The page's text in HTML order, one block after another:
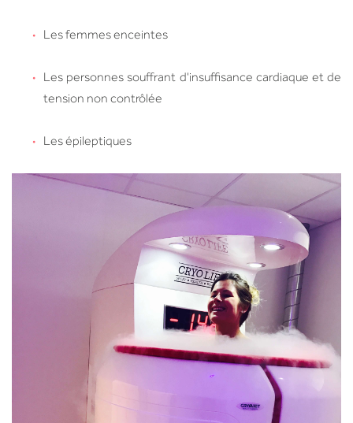
Les femmes enceintes
Les personnes souffrant d'insuffisance cardiaque et de
tension non contrôlée
Les épileptiques